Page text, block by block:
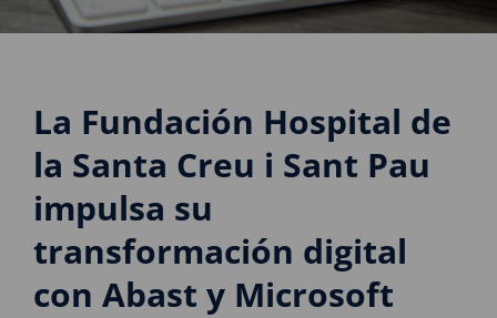
La Fundación Hospital de
la Santa Creu i Sant Pau
impulsa su
transformación digital
con Abast y Microsoft